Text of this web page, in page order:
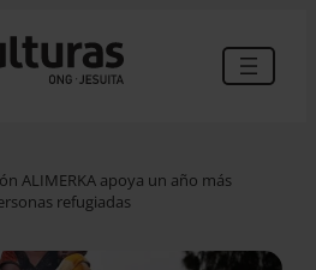
ALIMERKA apoya un año más
refugiadas